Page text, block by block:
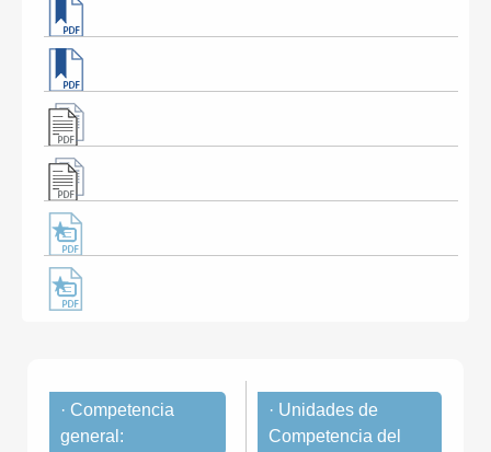
· Competencia
general:
· Unidades de
Competencia del